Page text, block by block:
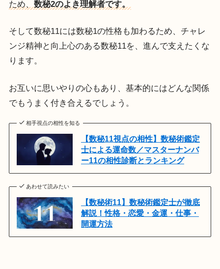
ため、 数秘2のよき理解者です。
そして数秘11には数秘1の性格も加わるため、チャレ
ンジ精神と向上心のある数秘11を、進んで支えたくな
ります。
お互いに思いやりの心もあり、基本的にはどんな関係
でもうまく付き合えるでしょう。
相手視点の相性を知る
【数秘11視点の相性】数秘術鑑定
士による運命数／マスターナンバ
ー11の相性診断とランキング
あわせて読みたい
【数秘術11】数秘術鑑定士が徹底
解説！性格・恋愛・金運・仕事・
開運方法